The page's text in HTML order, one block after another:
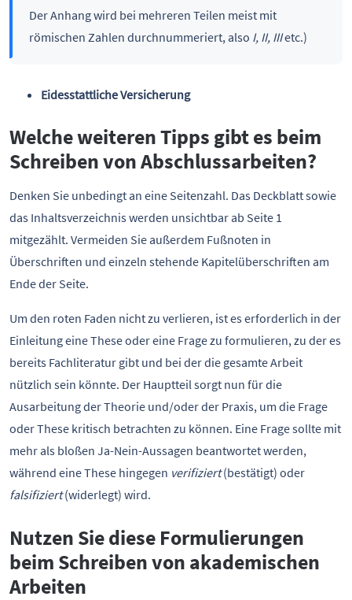
Der Anhang wird bei mehreren Teilen meist mit
römischen Zahlen durchnummeriert, also I, II, IIIetc.)
Eidesstattliche Versicherung
Welche weiteren Tipps gibt es beim
Schreiben von Abschlussarbeiten?
Denken Sie unbedingt an eine Seitenzahl. Das Deckblatt sowie
das Inhaltsverzeichnis werden unsichtbar ab Seite 1
mitgezählt. Vermeiden Sie außerdem Fußnoten in
Überschriften und einzeln stehende Kapitelüberschriften am
Ende der Seite.
Um den roten Faden nicht zu verlieren, ist es erforderlich in der
Einleitung eine These oder eine Frage zu formulieren, zu der es
bereits Fachliteratur gibt und bei der die gesamte Arbeit
nützlich sein könnte. Der Hauptteil sorgt nun für die
Ausarbeitung der Theorie und/oder der Praxis, um die Frage
oder These kritisch betrachten zu können. Eine Frage sollte mit
mehr als bloßen Ja-Nein-Aussagen beantwortet werden,
während eine These hingegen verifiziert(bestätigt) oder
falsifiziert(widerlegt) wird.
Nutzen Sie diese Formulierungen
beim Schreiben von akademischen
Arbeiten